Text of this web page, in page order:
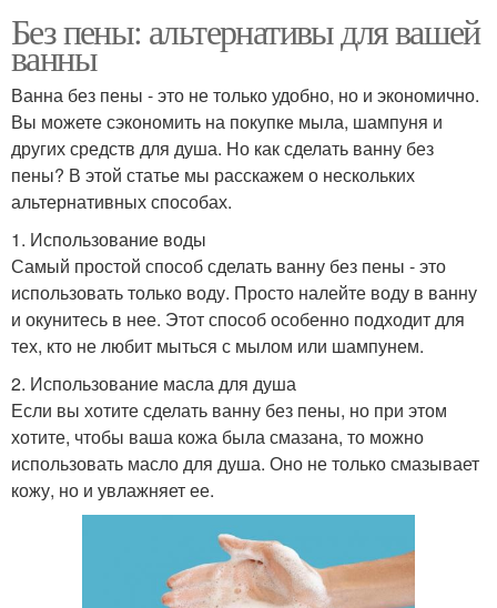
Без пены: альтернативы для вашей
ванны
Ванна без пены - это не только удобно, но и экономично.
Вы можете сэкономить на покупке мыла, шампуня и
других средств для душа. Но как сделать ванну без
пены? В этой статье мы расскажем о нескольких
альтернативных способах.
1. Использование воды
Самый простой способ сделать ванну без пены - это
использовать только воду. Просто налейте воду в ванну
и окунитесь в нее. Этот способ особенно подходит для
тех, кто не любит мыться с мылом или шампунем.
2. Использование масла для душа
Если вы хотите сделать ванну без пены, но при этом
хотите, чтобы ваша кожа была смазана, то можно
использовать масло для душа. Оно не только смазывает
кожу, но и увлажняет ее.